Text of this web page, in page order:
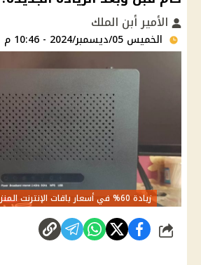
الأمير أبن الملك
الخميس 05/ديسمبر/2024 - 10:46 م
زيادة 60% في أسعار باقات الإنترنت المنزلي من المصرية للاتصال
شارك